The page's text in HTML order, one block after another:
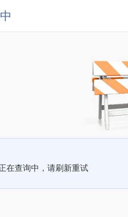
在查询中，请刷新重试